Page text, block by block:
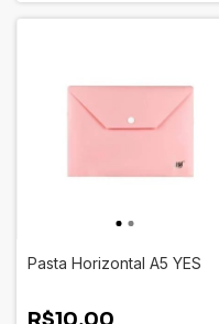
Pasta Horizontal A5 YES